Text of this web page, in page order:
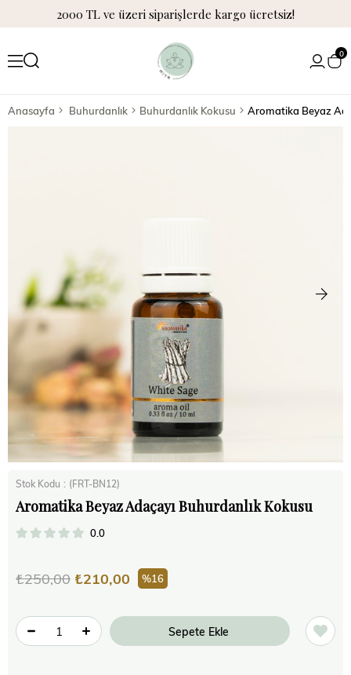
2000 TL ve üzeri siparişlerde kargo ücretsiz!
0
Anasayfa Buhurdanlık Buhurdanlık Kokusu Aromatika Beyaz
Stok Kodu (FRT-BN12)
Aromatika Beyaz Adaçayı Buhurdanlık Kokusu
0.0
₺250,00 ₺210,00 16